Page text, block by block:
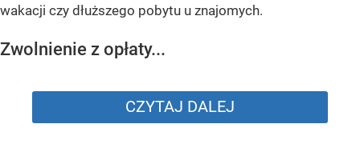
wakacji czy dłuższego pobytu u znajomych.
Zwolnienie z opłaty...
CZYTAJ DALEJ